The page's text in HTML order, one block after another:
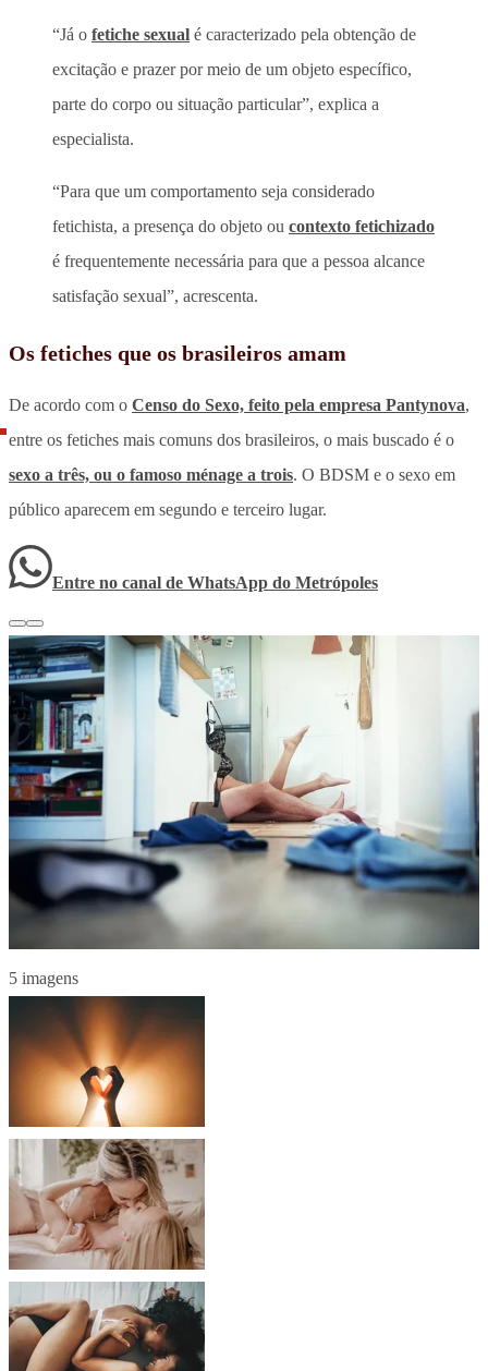
“Já o fetiche sexual é caracterizado pela obtenção de
excitação e prazer por meio de um objeto específico,
parte do corpo ou situação particular”, explica a
especialista.
“Para que um comportamento seja considerado
fetichista, a presença do objeto ou contexto fetichizado
é frequentemente necessária para que a pessoa alcance
satisfação sexual”, acrescenta.
Os fetiches que os brasileiros amam
De acordo com o Censo do Sexo, feito pela empresa Pantynova,
entre os fetiches mais comuns dos brasileiros, o mais buscado é o
sexo a três, ou o famoso ménage a trois. O BDSM e o sexo em
público aparecem em segundo e terceiro lugar.
Entre no canal de WhatsApp do Metrópoles
5 imagens